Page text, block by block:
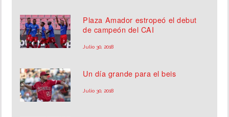
Plaza Amador estropeó el debut
de campeón del CAI
Julio 30, 2018
Un día grande para el beis
Julio 30, 2018